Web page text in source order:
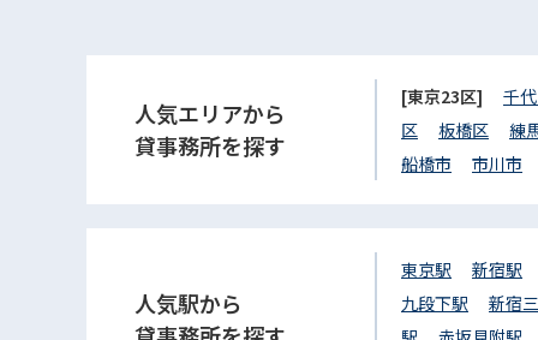
人気エリアから
貸事務所を探す
[東京23区] 千
区
板橋区
練
船橋市
市川市
人気駅から
東京駅
新宿駅
九段下駅
新宿